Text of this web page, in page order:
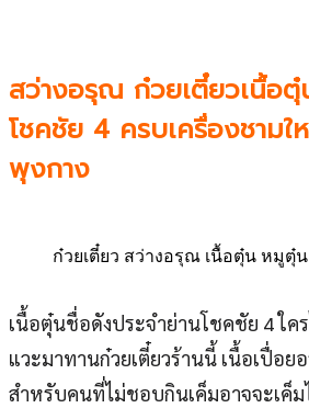
สว่างอรุณ ก๋วยเตี๋ยวเนื้อ
โชคชัย 4 ครบเครื่องชาม
พุงกาง
ก๋วยเตี๋ยว สว่างอรุณ เนื้อตุ๋น หมูตุ๋
เนื้อตุ๋นชื่อดังประจำย่านโชคชัย 4 ใค
แวะมาทานก๋วยเตี๋ยวร้านนี้ เนื้อเปื่อย
สำหรับคนที่ไม่ชอบกินเค็มอาจจะเค็